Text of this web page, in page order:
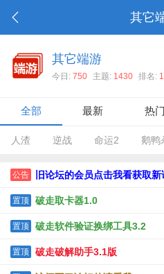
其它
其它端游
今日: 750 主题: 1430 排名: 1
全部 最新 热门
人渣 逆战 命运2 鹅鸭
公告 旧论坛的会员点击我看获取
置顶 破走取卡器1.0
置顶 破走软件验证换绑工具3.2
置顶 破走破解助手3.1版